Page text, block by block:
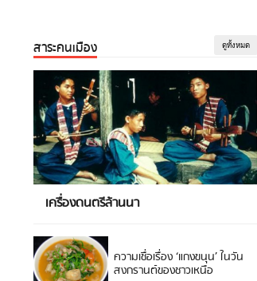
สาระคนเมือง ดูทั้งหมด
เครื่องดนตรีล้านนา
ความเชื่อเรื่อง ‘แกงขนุน’ ในวัน
สงกรานต์ของชาวเหนือ